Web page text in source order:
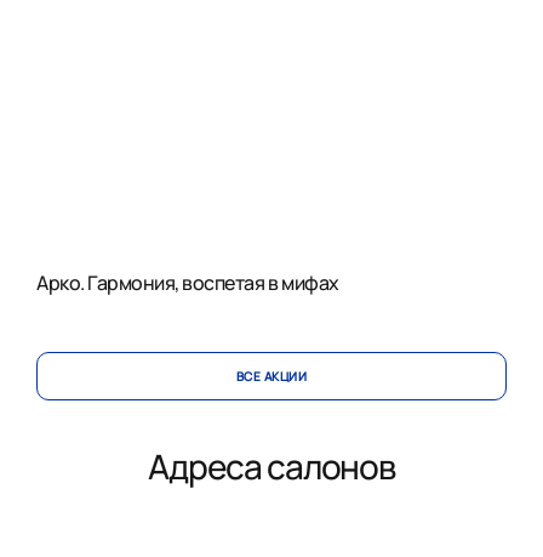
Арко. Гармония, воспетая в мифах
ВСЕ АКЦИИ
Адреса салонов